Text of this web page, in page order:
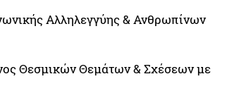
Αλληλεγγύης & Ανθρωπίνων
Θεσμικών Θεμάτων & Σχέσεων με